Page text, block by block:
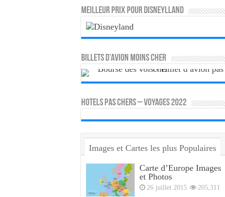
MEILLEUR PRIX POUR DISNEYLLAND
Billets d’avion moins cher
HOTELS PAS CHERS – VOYAGES 2022
Images et Cartes les plus Populaires
Carte d’Europe Images
et Photos
26 juillet 2015 205,311